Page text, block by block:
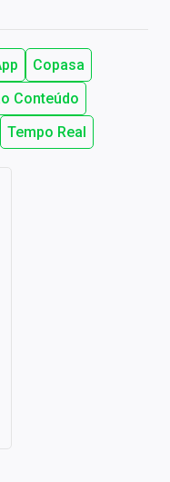
Copasa
Conteúdo
Tempo Real